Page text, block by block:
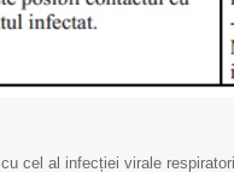
cel al infecției virale